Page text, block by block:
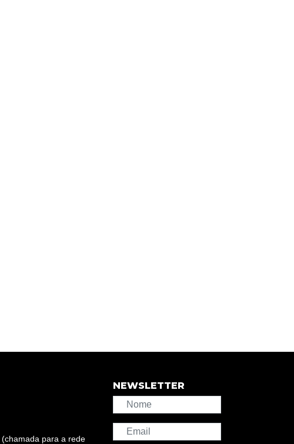
para a rede
NEWSLETTER